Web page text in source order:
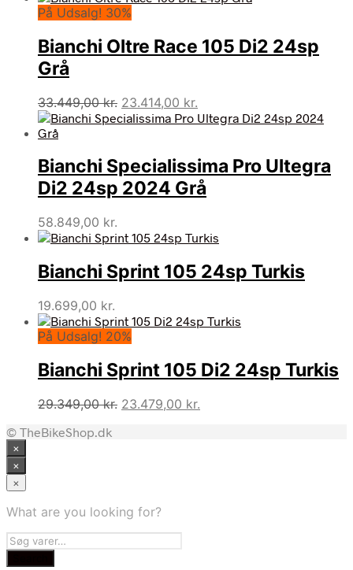
På Udsalg! 30%
Bianchi Oltre Race 105 Di2 24sp
Grå
33.449,00kr. Den
oprindelige
33.449,00 kr..
23.414,00 kr.
aktuelle
23.414,00 kr..
Bianchi Specialissima Pro Ultegra
Di2 24sp 2024 Grå
58.849,00 kr.
Bianchi Sprint 105 24sp Turkis
19.699,00 kr.
På Udsalg! 20%
Bianchi Sprint 105 Di2 24sp Turkis
29.349,00kr. Den
23.479,00 kr.
© TheBikeShop.dk
×
×
×
What are you looking for?